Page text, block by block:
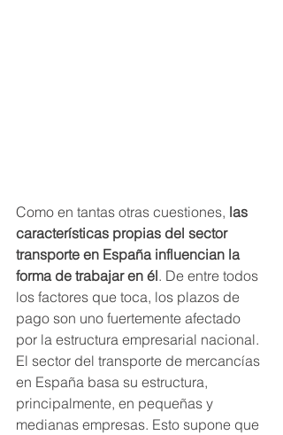
Como en tantas otras cuestiones, las
características propias del sector
transporte en España influencian la
forma de trabajar en él. De entre todos
los factores que toca, los plazos de
pago son uno fuertemente afectado
por la estructura empresarial nacional.
El sector del transporte de mercancías
en España basa su estructura,
principalmente, en pequeñas y
medianas empresas. Esto supone que